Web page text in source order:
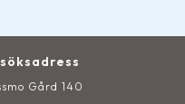
Gård 140